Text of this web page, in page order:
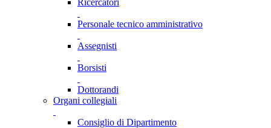
Ricercatori
Personale tecnico amministrativo
Assegnisti
Borsisti
Dottorandi
Organi collegiali
Consiglio di Dipartimento